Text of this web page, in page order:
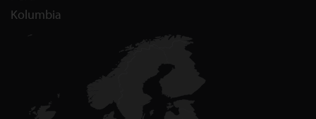
Kolumbia